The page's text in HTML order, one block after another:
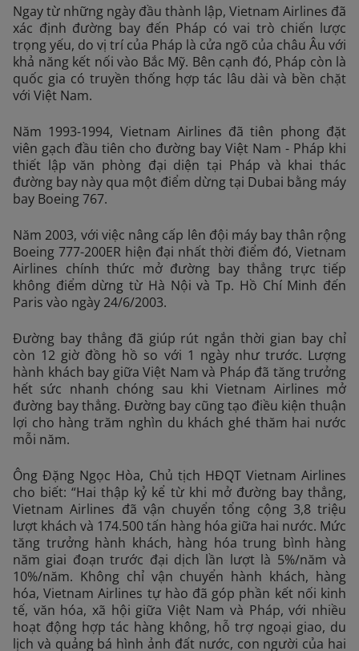
Ngay từ những ngày đầu thành lập, Vietnam Airlines đã
xác định đường bay đến Pháp có vai trò chiến lược
trọng yếu, do vị trí của Pháp là cửa ngõ của châu Âu với
khả năng kết nối vào Bắc Mỹ. Bên cạnh đó, Pháp còn là
quốc gia có truyền thống hợp tác lâu dài và bền chặt
với Việt Nam.
Năm 1993-1994, Vietnam Airlines đã tiên phong đặt
viên gạch đầu tiên cho đường bay Việt Nam - Pháp khi
thiết lập văn phòng đại diện tại Pháp và khai thác
đường bay này qua một điểm dừng tại Dubai bằng máy
bay Boeing 767.
Năm 2003, với việc nâng cấp lên đội máy bay thân rộng
Boeing 777-200ER hiện đại nhất thời điểm đó, Vietnam
Airlines chính thức mở đường bay thẳng trực tiếp
không điểm dừng từ Hà Nội và Tp. Hồ Chí Minh đến
Paris vào ngày 24/6/2003.
Đường bay thẳng đã giúp rút ngắn thời gian bay chỉ
còn 12 giờ đồng hồ so với 1 ngày như trước. Lượng
hành khách bay giữa Việt Nam và Pháp đã tăng trưởng
hết sức nhanh chóng sau khi Vietnam Airlines mở
đường bay thẳng. Đường bay cũng tạo điều kiện thuận
lợi cho hàng trăm nghìn du khách ghé thăm hai nước
mỗi năm.
Ông Đặng Ngọc Hòa, Chủ tịch HĐQT Vietnam Airlines
cho biết: “Hai thập kỷ kể từ khi mở đường bay thẳng,
Vietnam Airlines đã vận chuyển tổng cộng 3,8 triệu
lượt khách và 174.500 tấn hàng hóa giữa hai nước. Mức
tăng trưởng hành khách, hàng hóa trung bình hàng
năm giai đoạn trước đại dịch lần lượt là 5%/năm và
10%/năm. Không chỉ vận chuyển hành khách, hàng
hóa, Vietnam Airlines tự hào đã góp phần kết nối kinh
tế, văn hóa, xã hội giữa Việt Nam và Pháp, với nhiều
hoạt động hợp tác hàng không, hỗ trợ ngoại giao, du
lịch và quảng bá hình ảnh đất nước, con người của hai